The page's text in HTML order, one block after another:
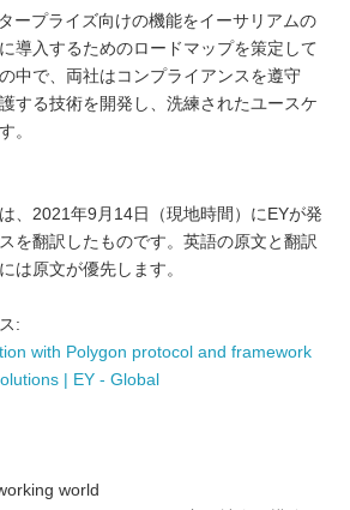
ープライズ向けの機能をイーサリアムの
導入するためのロードマップを策定して
中で、両社はコンプライアンスを遵守
する技術を開発し、洗練されたユースケ
。
、2021年9月14日（現地時間）にEYが発
を翻訳したものです。英語の原文と翻訳
は原文が優先します。
:
with Polygon protocol and framework
| EY - Global
world